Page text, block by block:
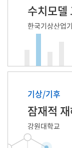
수치모델
한국기상산업
기상/기후
잠재적
강원대학교